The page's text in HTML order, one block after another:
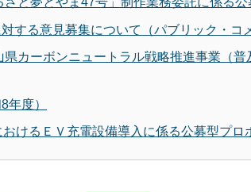
する意見募集について（パブリック・コ
県カーボンニュートラル戦略推進事業（
年度）
けるＥＶ充電設備導入に係る公募型プロ